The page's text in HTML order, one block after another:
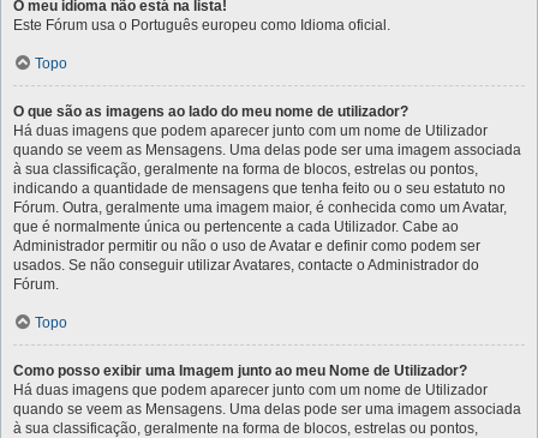
O meu idioma não está na lista!
Este Fórum usa o Português europeu como Idioma oficial.
Topo
O que são as imagens ao lado do meu nome de utilizador?
Há duas imagens que podem aparecer junto com um nome de Utilizador
quando se veem as Mensagens. Uma delas pode ser uma imagem associada
à sua classificação, geralmente na forma de blocos, estrelas ou pontos,
indicando a quantidade de mensagens que tenha feito ou o seu estatuto no
Fórum. Outra, geralmente uma imagem maior, é conhecida como um Avatar,
que é normalmente única ou pertencente a cada Utilizador. Cabe ao
Administrador permitir ou não o uso de Avatar e definir como podem ser
usados. Se não conseguir utilizar Avatares, contacte o Administrador do
Fórum.
Topo
Como posso exibir uma Imagem junto ao meu Nome de Utilizador?
Há duas imagens que podem aparecer junto com um nome de Utilizador
quando se veem as Mensagens. Uma delas pode ser uma imagem associada
à sua classificação, geralmente na forma de blocos, estrelas ou pontos,